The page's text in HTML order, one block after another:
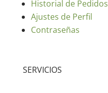
Historial de Pedidos
Ajustes de Perfil
Contraseñas
SERVICIOS